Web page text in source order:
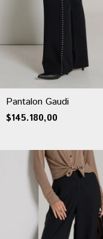
Pantalon Gaudi
$145.180,00